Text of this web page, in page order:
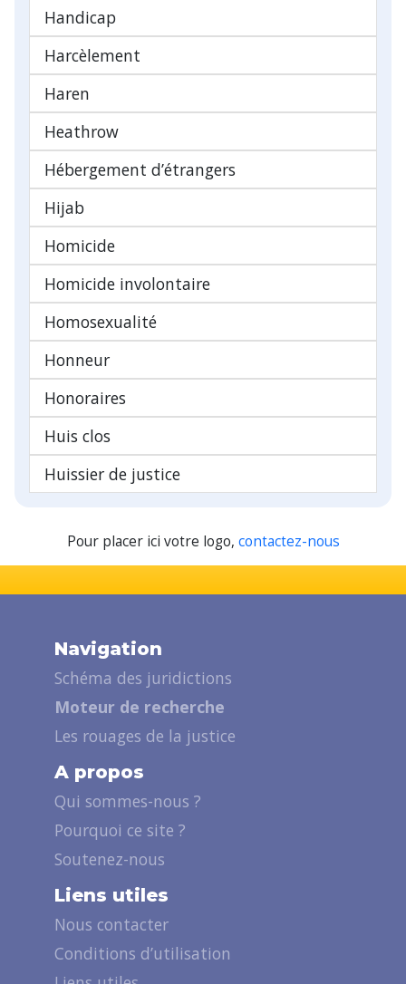
Handicap
Harcèlement
Haren
Heathrow
Hébergement d’étrangers
Hijab
Homicide
Homicide involontaire
Homosexualité
Honneur
Honoraires
Huis clos
Huissier de justice
Pour placer ici votre logo, contactez-nous
Navigation
Schéma des juridictions
Moteur de recherche
Les rouages de la justice
A propos
Qui sommes-nous ?
Pourquoi ce site ?
Soutenez-nous
Liens utiles
Nous contacter
Conditions d’utilisation